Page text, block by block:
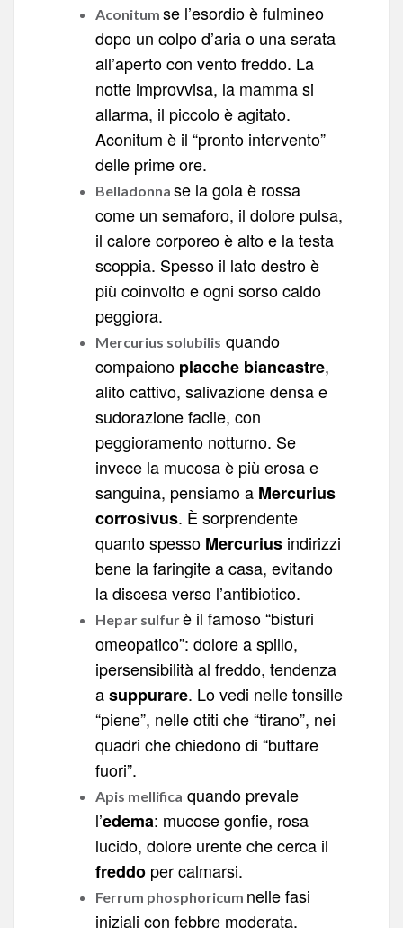
Aconitum se l’esordio è fulmineo
dopo un colpo d’aria o una serata
all’aperto con vento freddo. La
notte improvvisa, la mamma si
allarma, il piccolo è agitato.
Aconitum è il “pronto intervento”
delle prime ore.
Belladonna se la gola è rossa
come un semaforo, il dolore pulsa,
il calore corporeo è alto e la testa
scoppia. Spesso il lato destro è
più coinvolto e ogni sorso caldo
peggiora.
Mercurius solubilis quando
compaiono placche biancastre,
alito cattivo, salivazione densa e
sudorazione facile, con
peggioramento notturno. Se
invece la mucosa è più erosa e
sanguina, pensiamo a Mercurius
corrosivus. È sorprendente
quanto spesso Mercurius indirizzi
bene la faringite a casa, evitando
la discesa verso l’antibiotico.
Hepar sulfurè il famoso “bisturi
omeopatico”: dolore a spillo,
ipersensibilità al freddo, tendenza
asuppurare. Lo vedi nelle tonsille
“piene”, nelle otiti che “tirano”, nei
quadri che chiedono di “buttare
fuori”.
Apis mellifica quando prevale
l’edema: mucose gonfie, rosa
lucido, dolore urente che cerca il
freddo per calmarsi.
Ferrum phosphoricum nelle fasi
iniziali con febbre moderata,